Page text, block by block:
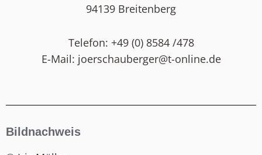
94139 Breitenberg
Telefon: +49 (0) 8584 /478
E-Mail: joerschauberger@t-online.de
Bildnachweis